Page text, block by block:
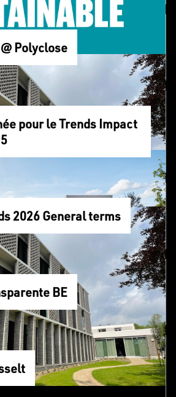
Polyclose
pour le Trends Impact
2026 General terms
BE